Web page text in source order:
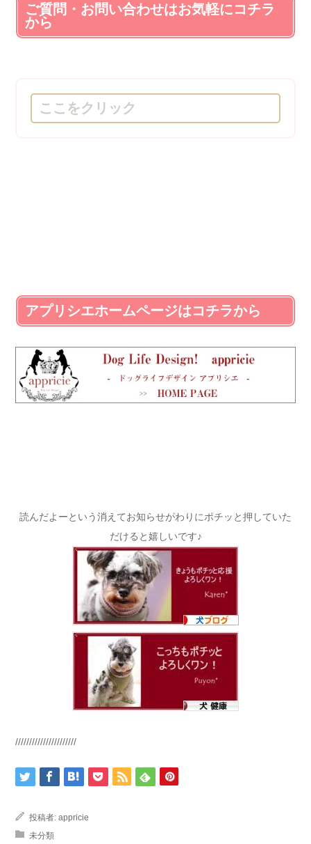
ご質問・お問い合わせはお気軽にコチラ
から
ここをクリック
アプリシエホームページはコチラから
読んだよーという消えてお知らせがわりにポチッと押していた
だけると嬉しいです♪
//////////////////////
投稿者: appricie
未分類